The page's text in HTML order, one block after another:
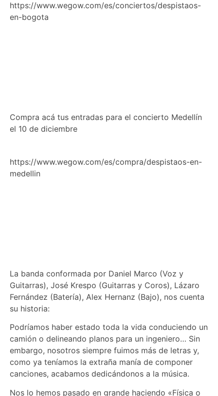
https://www.wegow.com/es/conciertos/despistaos-
en-bogota
Compra acá tus entradas para el concierto Medellín
el 10 de diciembre
https://www.wegow.com/es/compra/despistaos-en-
medellin
La banda conformada por Daniel Marco (Voz y
Guitarras), José Krespo (Guitarras y Coros), Lázaro
Fernández (Batería), Alex Hernanz (Bajo), nos cuenta
su historia:
Podríamos haber estado toda la vida conduciendo un
camión o delineando planos para un ingeniero… Sin
embargo, nosotros siempre fuimos más de letras y,
como ya teníamos la extraña manía de componer
canciones, acabamos dedicándonos a la música.
Nos lo hemos pasado en grande haciendo «Física o